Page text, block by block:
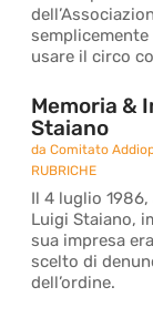
usare il circo
Memoria &
Staiano
daComitato
RUBRICHE
Il 4 luglio
Luigi Staiano,
sua impresa
scelto di
dell’ordine.